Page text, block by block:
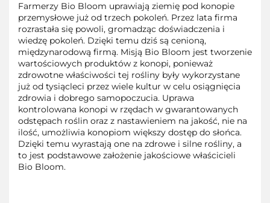
Farmerzy Bio Bloom uprawiają ziemię pod konopie
przemysłowe już od trzech pokoleń. Przez lata firma
rozrastała się powoli, gromadząc doświadczenia i
wiedzę pokoleń. Dzięki temu dziś są cenioną,
międzynarodową firmą. Misją Bio Bloom jest tworzenie
wartościowych produktów z konopi, ponieważ
zdrowotne właściwości tej rośliny były wykorzystane
już od tysiącleci przez wiele kultur w celu osiągnięcia
zdrowia i dobrego samopoczucia. Uprawa
kontrolowana konopi w rzędach w gwarantowanych
odstępach roślin oraz z nastawieniem na jakość, nie na
ilość, umożliwia konopiom większy dostęp do słońca.
Dzięki temu wyrastają one na zdrowe i silne rośliny, a
to jest podstawowe założenie jakościowe właścicieli
Bio Bloom.